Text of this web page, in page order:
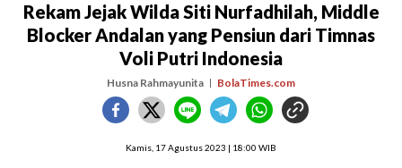
Rekam Jejak Wilda Siti Nurfadhilah, Middle
Blocker Andalan yang Pensiun dari Timnas
Voli Putri Indonesia
Husna Rahmayunita BolaTimes.com
Kamis, 17 Agustus 2023 | 18:00 WIB